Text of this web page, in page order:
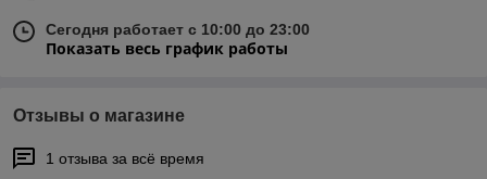
Сегодня работает с 10:00 до 23:00
Показать весь график работы
Отзывы о магазине
1 отзыва за всё время